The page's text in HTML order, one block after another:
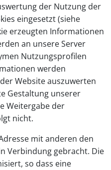
der Nutzung der
eingesetzt (siehe
erzeugten Informationen
an unsere Server
Nutzungsprofilen
werden
Website auszuwerten
Gestaltung unserer
Weitergabe der
nicht.
mit anderen den
Verbindung gebracht. Die
so dass eine